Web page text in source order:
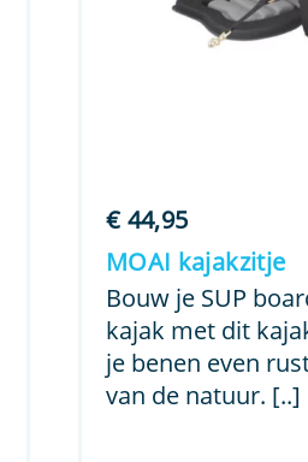
€44,95
MOAI kajakzitje
Bouw je SUP
kajak met dit
je benen even
van de natuur. [..]